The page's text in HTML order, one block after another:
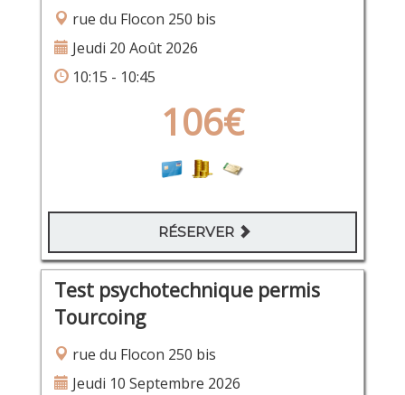
rue du Flocon 250 bis
Jeudi 20 Août 2026
10:15 - 10:45
106€
RÉSERVER
Test psychotechnique permis
Tourcoing
rue du Flocon 250 bis
Jeudi 10 Septembre 2026